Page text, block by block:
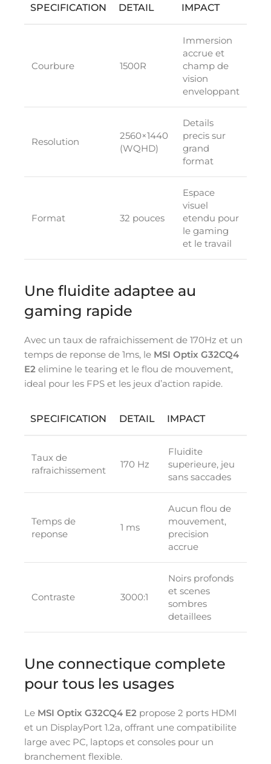
SPECIFICATION DETAIL IMPACT
Courbure 1500R
Immersion
accrue et
champ de
vision
enveloppant
Resolution
2560×1440
(WQHD)
Details
precis sur
grand
format
Format 32 pouces
Espace
visuel
etendu pour
le gaming
et le travail
Une fluidite adaptee au
gaming rapide
Avec un taux de rafraichissement de 170Hz et un
temps de reponse de 1ms, le MSI Optix G32CQ4
E2 elimine le tearing et le flou de mouvement,
ideal pour les FPS et les jeux d’action rapide.
SPECIFICATION DETAIL IMPACT
Taux de
rafraichissement
170 Hz
Fluidite
superieure, jeu
sans saccades
Temps de
reponse
1 ms
Aucun flou de
mouvement,
precision
accrue
Contraste 3000:1
Noirs profonds
et scenes
sombres
detaillees
Une connectique complete
pour tous les usages
Le MSI Optix G32CQ4 E2 propose 2 ports HDMI
et un DisplayPort 1.2a, offrant une compatibilite
large avec PC, laptops et consoles pour un
branchement flexible.